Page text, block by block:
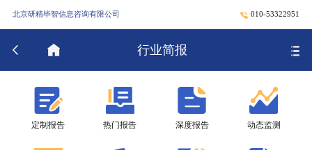
北京研精毕智信息咨询有限公司 010-53322951
行业简报
定制报告 热门报告 深度报告 动态监测